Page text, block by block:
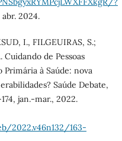
2024.
I., FILGEUIRAS, S.;
Cuidando de Pessoas
à Saúde: nova
Saúde Debate,
jan.-mar., 2022.
2022.v46n132/163-